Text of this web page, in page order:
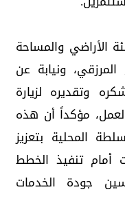
الأراضي والمساحة
ونيابة عن
وتقديره لزيارة
مؤكداً أن هذه
المحلية بتعزيز
أمام تنفيذ الخطط
جودة الخدمات